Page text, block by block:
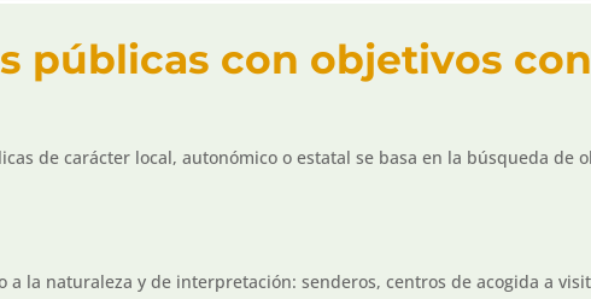
públicas con objetivos
de carácter local, autonómico o estatal se basa en la búsqueda de
a la naturaleza y de interpretación: senderos, centros de acogida a